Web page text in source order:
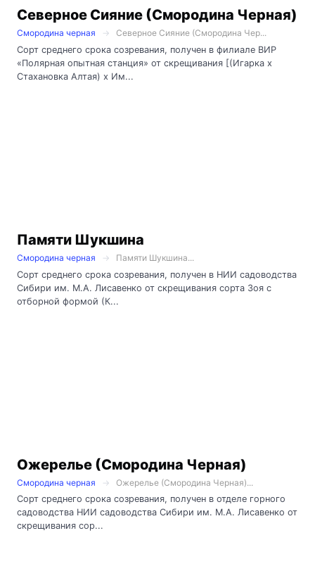
Северное Сияние (Смородина Черная)
Смородина черная
Северное Сияние (Смородина Чер...
Сорт среднего срока созревания, получен в филиале ВИР
«Полярная опытная станция» от скрещивания [(Игарка х
Стахановка Алтая) х Им...
Памяти Шукшина
Смородина черная
Памяти Шукшина...
Сорт среднего срока созревания, получен в НИИ садоводства
Сибири им. М.А. Лисавенко от скрещивания сорта Зоя с
отборной формой (К...
Ожерелье (Смородина Черная)
Смородина черная
Ожерелье (Смородина Черная)...
Сорт среднего срока созревания, получен в отделе горного
садоводства НИИ садоводства Сибири им. М.А. Лисавенко от
скрещивания сор...